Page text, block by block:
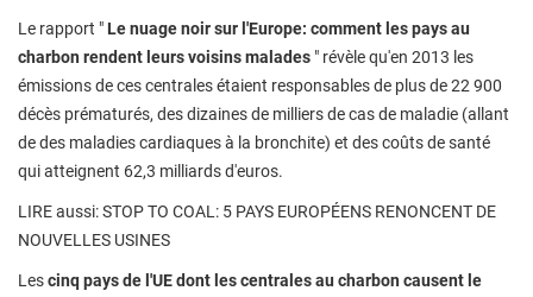
Le rapport " Le nuage noir sur l'Europe: comment les pays au
charbon rendent leurs voisins malades " révèle qu'en 2013 les
émissions de ces centrales étaient responsables de plus de 22 900
décès prématurés, des dizaines de milliers de cas de maladie (allant
de des maladies cardiaques à la bronchite) et des coûts de santé
qui atteignent 62,3 milliards d'euros.
LIRE aussi: STOP TO COAL: 5 PAYS EUROPÉENS RENONCENT DE
NOUVELLES USINES
Lescinq pays de l'UE dont les centrales au charbon causent le